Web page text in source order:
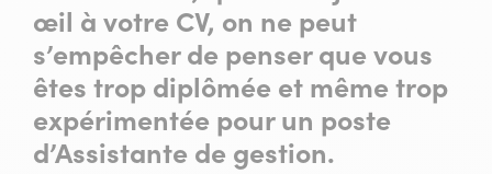
œil à votre CV, on ne peut
s’empêcher de penser que vous
êtes trop diplômée et même trop
expérimentée pour un poste
d’Assistante de gestion.